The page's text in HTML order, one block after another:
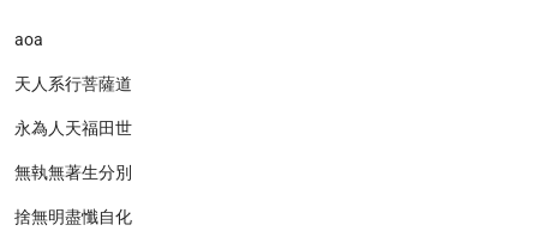
aoa
天人系行菩薩道
永為人天福田世
無執無著生分別
捨無明盡懺自化